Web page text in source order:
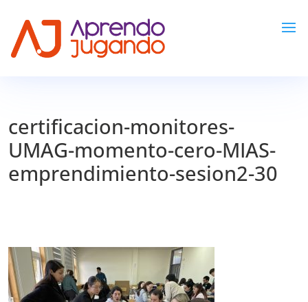
certificacion-monitores-
UMAG-momento-cero-MIAS-
emprendimiento-sesion2-30